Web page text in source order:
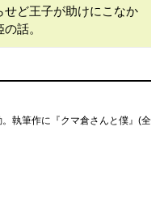
せど王子が助けにこなか
話。
執筆作に『クマ倉さんと僕』(全